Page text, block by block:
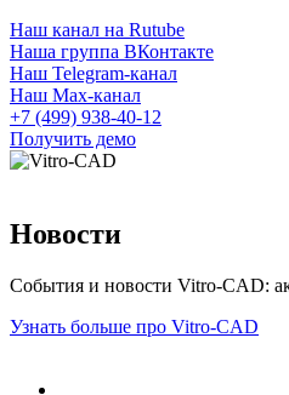
Наш канал на Rutube
Наша группа ВКонтакте
Наш Telegram-канал
Наш Max-канал
+7 (499) 938-40-12
Получить демо
Новости
События и новости Vitro-CAD:
Узнать больше про Vitro-CAD